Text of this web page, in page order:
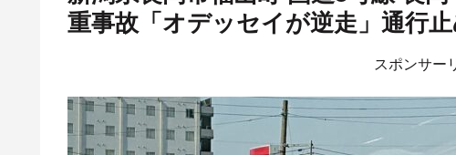
重事故「オデッセイが逆走」通行
スポンサー